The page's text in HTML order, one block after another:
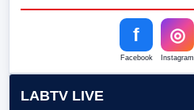
f
Facebook
◎
Instagram
LABTV LIVE